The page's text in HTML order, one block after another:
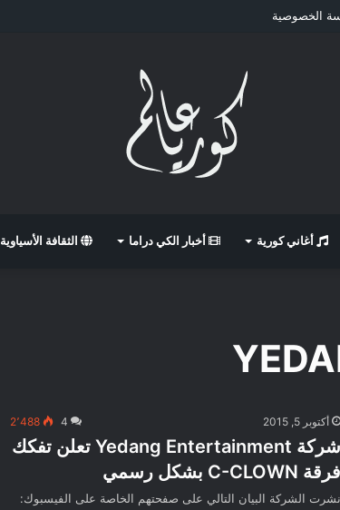
الخصوصية
أغاني كورية أخبار الكي دراما الثقافة الأسياوية
أكتوبر 5, 2015 4 2٬488
شركة Yedang Entertainment تعلن تفكك
فرقة C-CLOWN بشكل رسمي
نشرت الشركة البيان التالي على صفحتهم الخاصة على الفيسبوك: